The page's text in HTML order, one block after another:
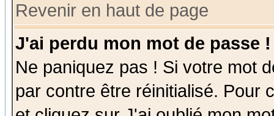
Revenir en haut de page
J'ai perdu mon mot de passe !
Ne paniquez pas ! Si votre mot
par contre être réinitialisé. Pour